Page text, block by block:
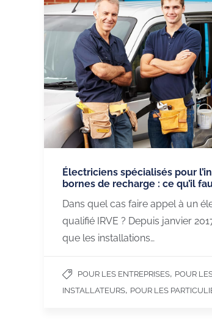
Électriciens spécialisés pour
bornes de recharge : ce qu’il
Dans quel cas faire appel à un
qualifié IRVE ? Depuis janvier
que les installations…
POUR LES ENTREPRISES, POUR
INSTALLATEURS, POUR LES
ChargeGuru
Exercer mon droit de
rétractation
Nous contacter